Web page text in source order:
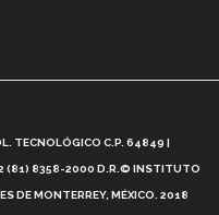
Tec? (video)
TECNOLÓGICO C.P. 64849 |
(81) 8358-2000 D.R.© INSTITUTO
DE MONTERREY, MÉXICO. 2018